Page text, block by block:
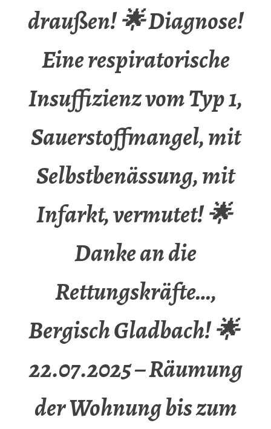
draußen! 🌟 Diagnose!
Eine respiratorische
Insuffizienz vom Typ 1,
Sauerstoffmangel, mit
Selbstbenässung, mit
Infarkt, vermutet! 🌟
Danke an die
Rettungskräfte…,
Bergisch Gladbach! 🌟
22.07.2025 – Räumung
der Wohnung bis zum